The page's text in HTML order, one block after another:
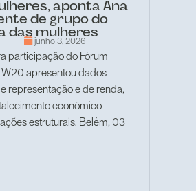
aponta Ana
de grupo do
das mulheres
junho 3, 2026
participação do Fórum
apresentou dados
representação e de renda,
econômico
estruturais. Belém, 03